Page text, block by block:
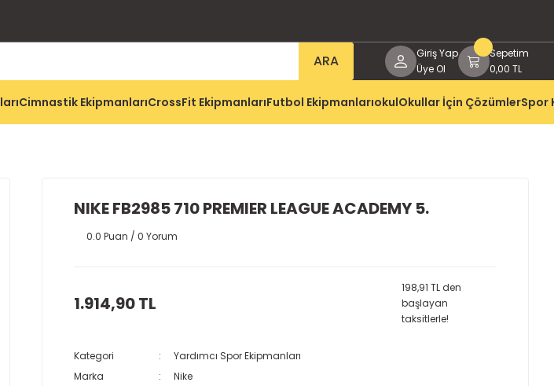
ARA
Giriş Yap
Üye Ol
Sepetim
0,00 TL
Cimnastik EkipmanlarıCrossFit EkipmanlarıFutbol EkipmanlarıokulOkullar İçin ÇözümlerSpor
NIKE FB2985 710 PREMIER LEAGUE ACADEMY 5.
0.0 Puan / 0 Yorum
1.914,90 TL
198,91 TL den
başlayan
taksitlerle!
Kategori
Yardımcı Spor Ekipmanları
Marka
Nike